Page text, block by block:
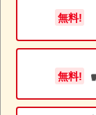
無料!
無料!